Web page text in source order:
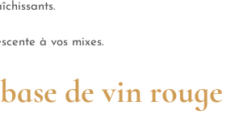
à vos mixes.
de vin rouge